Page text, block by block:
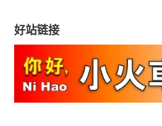
好站链接